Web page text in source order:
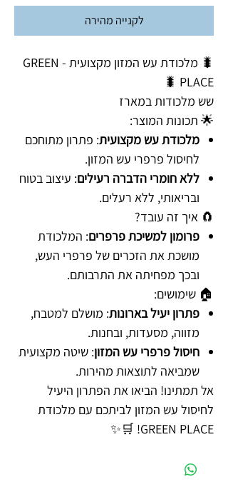
לקנייה מהירה
🐛 מלכודת עש המזון מקצועית - GREEN
PLACE 🐛
שש מלכודות במארז
🌟 תכונות המוצר:
מלכודת עש מקצועית: פתרון מתוחכם
לחיסול פרפרי עש המזון.
ללא חומרי הדברה רעילים: עיצוב בטוח
ובריאותי, ללא רעלים.
🧲 איך זה עובד?
פרומון למשיכת פרפרים: המלכודת
מושכת את הזכרים של פרפרי העש,
ובכך מפחיתה את התרבותם.
🏠 שימושים:
פתרון יעיל בארונות: מושלם למטבח,
מזווה, מסעדות, ובחנות.
חיסול פרפרי עש המזון: שיטה מקצועית
שמביאה לתוצאות מהירות.
אל תמתינו! הביאו את הפתרון היעיל
לחיסול עש המזון לביתכם עם מלכודת
GREEN PLACE! 🛒✨